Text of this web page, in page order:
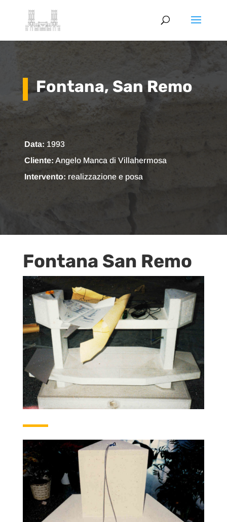
Fontana, San Remo
Data: 1993
Cliente: Angelo Manca di Villahermosa
Intervento: realizzazione e posa
Fontana San Remo